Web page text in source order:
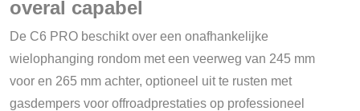
overal capabel
De C6 PRO beschikt over een onafhankelijke
wielophanging rondom met een veerweg van 245 mm
voor en 265 mm achter, optioneel uit te rusten met
gasdempers voor offroadprestaties op professioneel